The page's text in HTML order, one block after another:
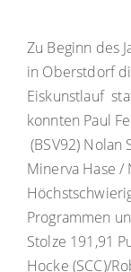
Zu Beginn des
in Oberstdorf
Eiskunstlauf
konnten Paul
(BSV92)
Minerva Hase
Programmen
Stolze 191,91
Hocke (SCC)/